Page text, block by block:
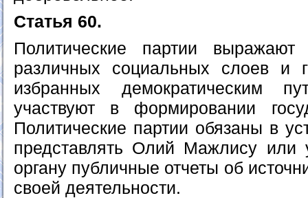
Статья 60.
Политические партии
различных социальных слоев и
избранных демократическим
участвуют в формировании
Политические партии обязаны в
представлять Олий Мажлису или
органу публичные отчеты об
своей деятельности.